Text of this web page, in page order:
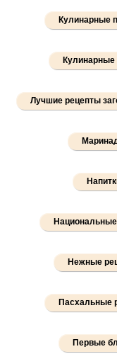
Кулинарные
Кулинарные
Лучшие рецепты
Нежные
Пасхальные
Первые